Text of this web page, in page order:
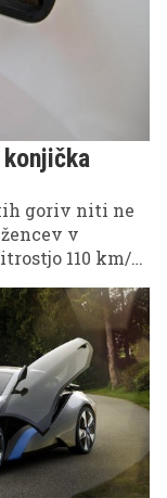
konjička
goriv niti ne
v
110 km/h
več lastnikov
ublažile